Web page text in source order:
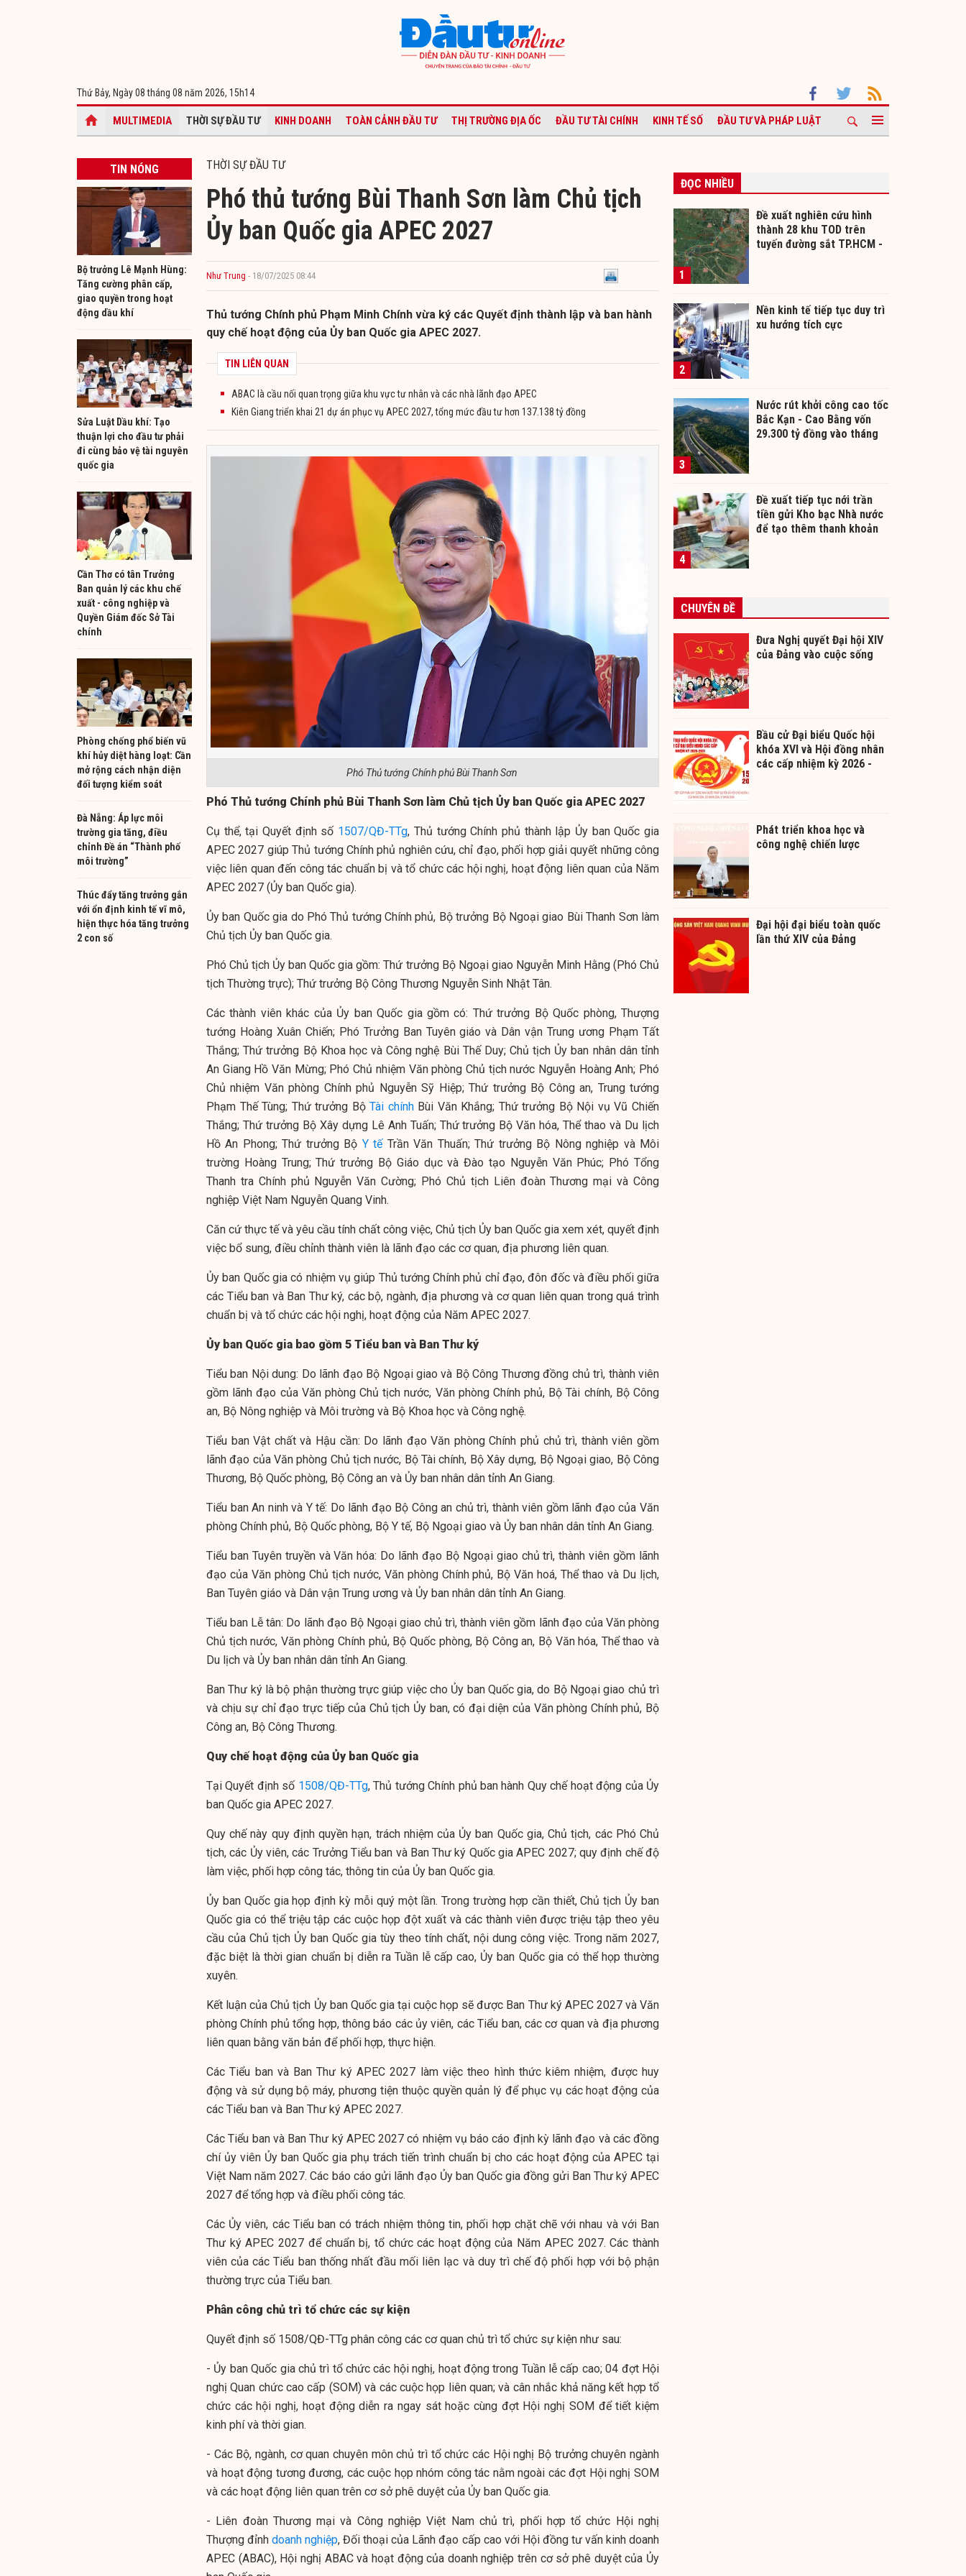
Thứ Bảy, Ngày 08 tháng 08 năm 2026, 15h14
MULTIMEDIA THỜI SỰ ĐẦU TƯ KINH DOANH TOÀN CẢNH ĐẦU TƯ THỊ TRƯỜNG ĐỊA ỐC ĐẦU TƯ TÀI CHÍNH KINH TẾ SỐ ĐẦU TƯ VÀ PHÁP LUẬT
TIN NÓNG
Bộ trưởng Lê Mạnh Hùng:
Tăng cường phân cấp,
giao quyền trong hoạt
động dầu khí
Sửa Luật Dầu khí: Tạo
thuận lợi cho đầu tư phải
đi cùng bảo vệ tài nguyên
quốc gia
Cần Thơ có tân Trưởng
Ban quản lý các khu chế
xuất - công nghiệp và
Quyền Giám đốc Sở Tài
chính
Phòng chống phổ biến vũ
khí hủy diệt hàng loạt: Cần
mở rộng cách nhận diện
đối tượng kiểm soát
Đà Nẵng: Áp lực môi
trường gia tăng, điều
chỉnh Đề án “Thành phố
môi trường”
Thúc đẩy tăng trưởng gắn
với ổn định kinh tế vĩ mô,
hiện thực hóa tăng trưởng
2 con số
THỜI SỰ ĐẦU TƯ
Phó thủ tướng Bùi Thanh Sơn làm Chủ tịch
Ủy ban Quốc gia APEC 2027
Như Trung - 18/07/2025 08:44
Thủ tướng Chính phủ Phạm Minh Chính vừa ký các Quyết định thành lập và ban hành
quy chế hoạt động của Ủy ban Quốc gia APEC 2027.
TIN LIÊN QUAN
ABAC là cầu nối quan trọng giữa khu vực tư nhân và các nhà lãnh đạo APEC
Kiên Giang triển khai 21 dự án phục vụ APEC 2027, tổng mức đầu tư hơn 137.138 tỷ đồng
Phó Thủ tướng Chính phủ Bùi Thanh Sơn
Phó Thủ tướng Chính phủ Bùi Thanh Sơn làm Chủ tịch Ủy ban Quốc gia APEC 2027
Cụ thể, tại Quyết định số 1507/QĐ-TTg, Thủ tướng Chính phủ thành lập Ủy ban Quốc gia
APEC 2027 giúp Thủ tướng Chính phủ nghiên cứu, chỉ đạo, phối hợp giải quyết những công
việc liên quan đến công tác chuẩn bị và tổ chức các hội nghị, hoạt động liên quan của Năm
APEC 2027 (Ủy ban Quốc gia).
Ủy ban Quốc gia do Phó Thủ tướng Chính phủ, Bộ trưởng Bộ Ngoại giao Bùi Thanh Sơn làm
Chủ tịch Ủy ban Quốc gia.
Phó Chủ tịch Ủy ban Quốc gia gồm: Thứ trưởng Bộ Ngoại giao Nguyễn Minh Hằng (Phó Chủ
tịch Thường trực); Thứ trưởng Bộ Công Thương Nguyễn Sinh Nhật Tân.
Các thành viên khác của Ủy ban Quốc gia gồm có: Thứ trưởng Bộ Quốc phòng, Thượng
tướng Hoàng Xuân Chiến; Phó Trưởng Ban Tuyên giáo và Dân vận Trung ương Phạm Tất
Thắng; Thứ trưởng Bộ Khoa học và Công nghệ Bùi Thế Duy; Chủ tịch Ủy ban nhân dân tỉnh
An Giang Hồ Văn Mừng; Phó Chủ nhiệm Văn phòng Chủ tịch nước Nguyễn Hoàng Anh; Phó
Chủ nhiệm Văn phòng Chính phủ Nguyễn Sỹ Hiệp; Thứ trưởng Bộ Công an, Trung tướng
Phạm Thế Tùng; Thứ trưởng BộTài chínhBùi Văn Khắng; Thứ trưởng Bộ Nội vụ Vũ Chiến
Thắng; Thứ trưởng Bộ Xây dựng Lê Anh Tuấn; Thứ trưởng Bộ Văn hóa, Thể thao và Du lịch
Hồ An Phong; Thứ trưởng Bộ Y tếTrần Văn Thuấn; Thứ trưởng Bộ Nông nghiệp và Môi
trường Hoàng Trung; Thứ trưởng Bộ Giáo dục và Đào tạo Nguyễn Văn Phúc; Phó Tổng
Thanh tra Chính phủ Nguyễn Văn Cường; Phó Chủ tịch Liên đoàn Thương mại và Công
nghiệp Việt Nam Nguyễn Quang Vinh.
Căn cứ thực tế và yêu cầu tính chất công việc, Chủ tịch Ủy ban Quốc gia xem xét, quyết định
việc bổ sung, điều chỉnh thành viên là lãnh đạo các cơ quan, địa phương liên quan.
Ủy ban Quốc gia có nhiệm vụ giúp Thủ tướng Chính phủ chỉ đạo, đôn đốc và điều phối giữa
các Tiểu ban và Ban Thư ký, các bộ, ngành, địa phương và cơ quan liên quan trong quá trình
chuẩn bị và tổ chức các hội nghị, hoạt động của Năm APEC 2027.
Ủy ban Quốc gia bao gồm 5 Tiểu ban và Ban Thư ký
Tiểu ban Nội dung: Do lãnh đạo Bộ Ngoại giao và Bộ Công Thương đồng chủ trì, thành viên
gồm lãnh đạo của Văn phòng Chủ tịch nước, Văn phòng Chính phủ, Bộ Tài chính, Bộ Công
an, Bộ Nông nghiệp và Môi trường và Bộ Khoa học và Công nghệ.
Tiểu ban Vật chất và Hậu cần: Do lãnh đạo Văn phòng Chính phủ chủ trì, thành viên gồm
lãnh đạo của Văn phòng Chủ tịch nước, Bộ Tài chính, Bộ Xây dựng, Bộ Ngoại giao, Bộ Công
Thương, Bộ Quốc phòng, Bộ Công an và Ủy ban nhân dân tỉnh An Giang.
Tiểu ban An ninh và Y tế: Do lãnh đạo Bộ Công an chủ trì, thành viên gồm lãnh đạo của Văn
phòng Chính phủ, Bộ Quốc phòng, Bộ Y tế, Bộ Ngoại giao và Ủy ban nhân dân tỉnh An Giang.
Tiểu ban Tuyên truyền và Văn hóa: Do lãnh đạo Bộ Ngoại giao chủ trì, thành viên gồm lãnh
đạo của Văn phòng Chủ tịch nước, Văn phòng Chính phủ, Bộ Văn hoá, Thể thao và Du lịch,
Ban Tuyên giáo và Dân vận Trung ương và Ủy ban nhân dân tỉnh An Giang.
Tiểu ban Lễ tân: Do lãnh đạo Bộ Ngoại giao chủ trì, thành viên gồm lãnh đạo của Văn phòng
Chủ tịch nước, Văn phòng Chính phủ, Bộ Quốc phòng, Bộ Công an, Bộ Văn hóa, Thể thao và
Du lịch và Ủy ban nhân dân tỉnh An Giang.
Ban Thư ký là bộ phận thường trực giúp việc cho Ủy ban Quốc gia, do Bộ Ngoại giao chủ trì
và chịu sự chỉ đạo trực tiếp của Chủ tịch Ủy ban, có đại diện của Văn phòng Chính phủ, Bộ
Công an, Bộ Công Thương.
Quy chế hoạt động của Ủy ban Quốc gia
Tại Quyết định số 1508/QĐ-TTg, Thủ tướng Chính phủ ban hành Quy chế hoạt động của Ủy
ban Quốc gia APEC 2027.
Quy chế này quy định quyền hạn, trách nhiệm của Ủy ban Quốc gia, Chủ tịch, các Phó Chủ
tịch, các Ủy viên, các Trưởng Tiểu ban và Ban Thư ký Quốc gia APEC 2027; quy định chế độ
làm việc, phối hợp công tác, thông tin của Ủy ban Quốc gia.
Ủy ban Quốc gia họp định kỳ mỗi quý một lần. Trong trường hợp cần thiết, Chủ tịch Ủy ban
Quốc gia có thể triệu tập các cuộc họp đột xuất và các thành viên được triệu tập theo yêu
cầu của Chủ tịch Ủy ban Quốc gia tùy theo tính chất, nội dung công việc. Trong năm 2027,
đặc biệt là thời gian chuẩn bị diễn ra Tuần lễ cấp cao, Ủy ban Quốc gia có thể họp thường
xuyên.
Kết luận của Chủ tịch Ủy ban Quốc gia tại cuộc họp sẽ được Ban Thư ký APEC 2027 và Văn
phòng Chính phủ tổng hợp, thông báo các ủy viên, các Tiểu ban, các cơ quan và địa phương
liên quan bằng văn bản để phối hợp, thực hiện.
Các Tiểu ban và Ban Thư ký APEC 2027 làm việc theo hình thức kiêm nhiệm, được huy
động và sử dụng bộ máy, phương tiện thuộc quyền quản lý để phục vụ các hoạt động của
các Tiểu ban và Ban Thư ký APEC 2027.
Các Tiểu ban và Ban Thư ký APEC 2027 có nhiệm vụ báo cáo định kỳ lãnh đạo và các đồng
chí ủy viên Ủy ban Quốc gia phụ trách tiến trình chuẩn bị cho các hoạt động của APEC tại
Việt Nam năm 2027. Các báo cáo gửi lãnh đạo Ủy ban Quốc gia đồng gửi Ban Thư ký APEC
2027 để tổng hợp và điều phối công tác.
Các Ủy viên, các Tiểu ban có trách nhiệm thông tin, phối hợp chặt chẽ với nhau và với Ban
Thư ký APEC 2027 để chuẩn bị, tổ chức các hoạt động của Năm APEC 2027. Các thành
viên của các Tiểu ban thống nhất đầu mối liên lạc và duy trì chế độ phối hợp với bộ phận
thường trực của Tiểu ban.
Phân công chủ trì tổ chức các sự kiện
Quyết định số 1508/QĐ-TTg phân công các cơ quan chủ trì tổ chức sự kiện như sau:
- Ủy ban Quốc gia chủ trì tổ chức các hội nghị, hoạt động trong Tuần lễ cấp cao; 04 đợt Hội
nghị Quan chức cao cấp (SOM) và các cuộc họp liên quan; và cân nhắc khả năng kết hợp tổ
chức các hội nghị, hoạt động diễn ra ngay sát hoặc cùng đợt Hội nghị SOM để tiết kiệm
kinh phí và thời gian.
- Các Bộ, ngành, cơ quan chuyên môn chủ trì tổ chức các Hội nghị Bộ trưởng chuyên ngành
và hoạt động tương đương, các cuộc họp nhóm công tác nằm ngoài các đợt Hội nghị SOM
và các hoạt động liên quan trên cơ sở phê duyệt của Ủy ban Quốc gia.
- Liên đoàn Thương mại và Công nghiệp Việt Nam chủ trì, phối hợp tổ chức Hội nghị
Thượng đỉnhdoanh nghiệp, Đối thoại của Lãnh đạo cấp cao với Hội đồng tư vấn kinh doanh
APEC (ABAC), Hội nghị ABAC và hoạt động của doanh nghiệp trên cơ sở phê duyệt của Ủy
ĐỌC NHIỀU
1
Đề xuất nghiên cứu hình
thành 28 khu TOD trên
tuyến đường sắt TP.HCM -
2
Nền kinh tế tiếp tục duy trì
xu hướng tích cực
3
Nước rút khởi công cao tốc
Bắc Kạn - Cao Bằng vốn
29.300 tỷ đồng vào tháng
4
Đề xuất tiếp tục nới trần
tiền gửi Kho bạc Nhà nước
để tạo thêm thanh khoản
CHUYÊN ĐỀ
Đưa Nghị quyết Đại hội XIV
của Đảng vào cuộc sống
Bầu cử Đại biểu Quốc hội
khóa XVI và Hội đồng nhân
các cấp nhiệm kỳ 2026 -
Phát triển khoa học và
công nghệ chiến lược
Đại hội đại biểu toàn quốc
lần thứ XIV của Đảng